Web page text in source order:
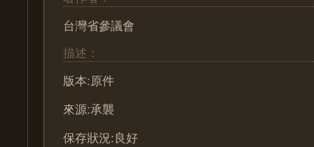
台灣省參議會
描述：
版本:原件
來源:承襲
保存狀況:良好